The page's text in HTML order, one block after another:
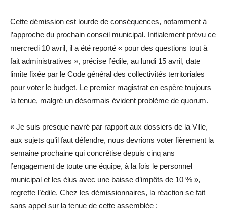
Cette démission est lourde de conséquences, notamment à
l’approche du prochain conseil municipal. Initialement prévu ce
mercredi 10 avril, il a été reporté « pour des questions tout à
fait administratives », précise l’édile, au lundi 15 avril, date
limite fixée par le Code général des collectivités territoriales
pour voter le budget. Le premier magistrat en espère toujours
la tenue, malgré un désormais évident problème de quorum.
« Je suis presque navré par rapport aux dossiers de la Ville,
aux sujets qu’il faut défendre, nous devrions voter fièrement la
semaine prochaine qui concrétise depuis cinq ans
l’engagement de toute une équipe, à la fois le personnel
municipal et les élus avec une baisse d’impôts de 10 % »,
regrette l’édile. Chez les démissionnaires, la réaction se fait
sans appel sur la tenue de cette assemblée :